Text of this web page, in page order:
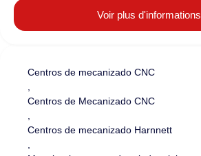
Voir plus d'informations
Centros de mecanizado CNC
Centros de Mecanizado CNC
Centros de mecanizado Harnnett